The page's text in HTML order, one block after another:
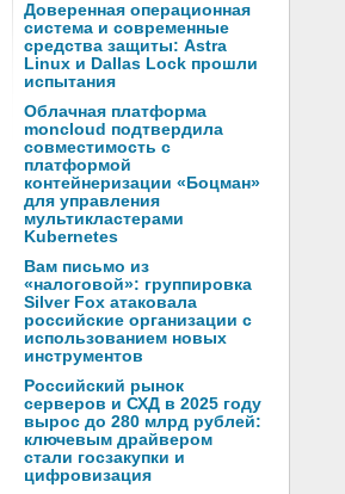
Доверенная операционная
система и современные
средства защиты: Astra
Linux и Dallas Lock прошли
испытания
Облачная платформа
moncloud подтвердила
совместимость с
платформой
контейнеризации «Боцман»
для управления
мультикластерами
Kubernetes
Вам письмо из
«налоговой»: группировка
Silver Fox атаковала
российские организации с
использованием новых
инструментов
Российский рынок
серверов и СХД в 2025 году
вырос до 280 млрд рублей:
ключевым драйвером
стали госзакупки и
цифровизация